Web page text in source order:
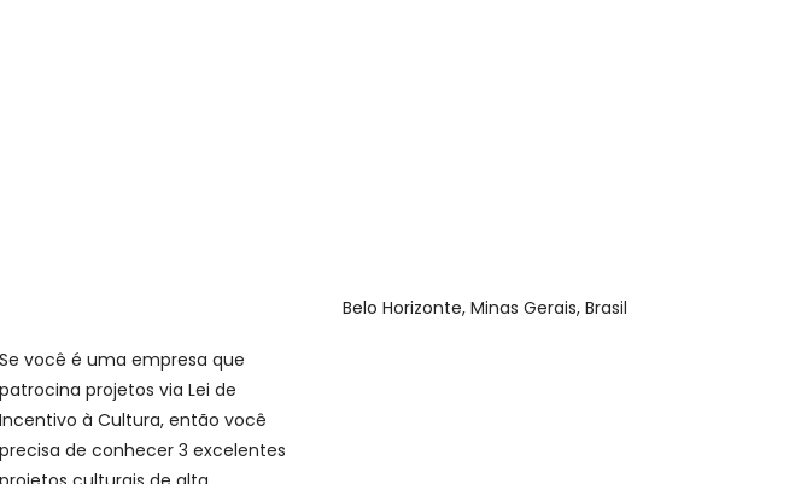
Se você é uma empresa que
patrocina projetos via Lei de
Incentivo à Cultura, então você
precisa de conhecer 3 excelentes
Belo Horizonte, Minas Gerais, Brasil